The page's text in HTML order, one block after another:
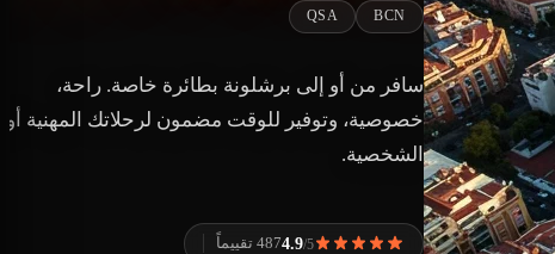
BCN
QSA
سافر من أو إلى برشلونة بطائرة خاصة. راحة،
خصوصية، وتوفير للوقت مضمون لرحلاتك المهنية أو
الشخصية.
4.9/5 487 تقييماً